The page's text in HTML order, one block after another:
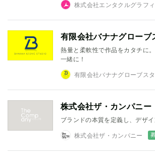
株式会社エンタクルグラフ
有限会社バナナグローブ
熱量と柔軟性で作品をカタチに
一緒に！
有限会社バナナグローブス
株式会社ザ・カンパニー
ブランドの本質を定義し、デザ
株式会社ザ・カンパニー